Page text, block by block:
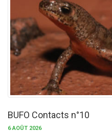
BUFO Contacts n°10
6 AOÛT 2026